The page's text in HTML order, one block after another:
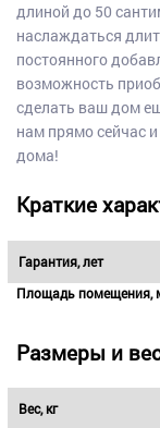
длиной до 50
наслаждаться
постоянного
возможность
сделать ваш дом
нам прямо сейчас
дома!
Краткие
Гарантия, лет
Площадь помещения,
Размеры и
Вес, кг